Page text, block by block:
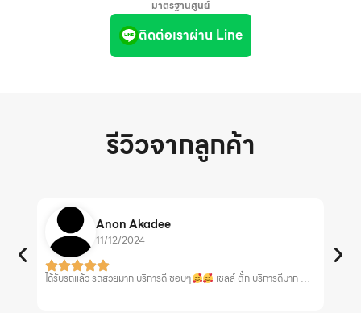
มาตรฐานศูนย์
ติดต่อเราผ่าน Line
รีวิวจากลูกค้า
Anon Akadee
11/12/2024
ได้รับรถแล้ว รถสวยมาก บริการดี ชอบๆ เชลล์ ตั๋ก บริการดีมาก …